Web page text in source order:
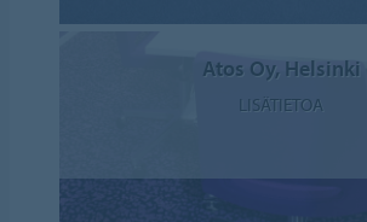
Atos Oy, Helsinki
LISÄTIETOA